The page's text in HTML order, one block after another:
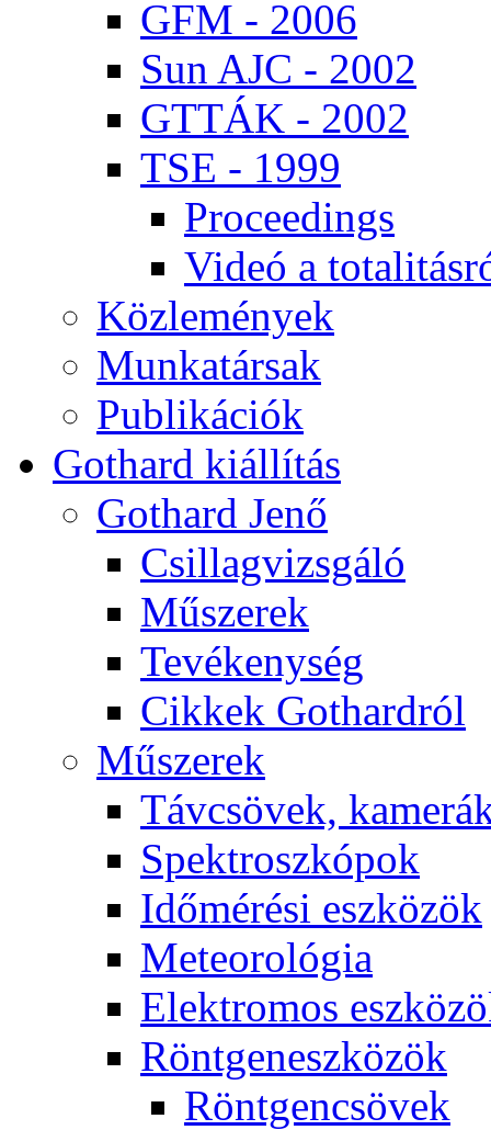
GFM - 2006
Sun AJC - 2002
GT­TÁK - 2002
TSE - 1999
Pro­ce­e­dings
Vi­deó a
Köz­le­mé­nyek
Mun­ka­tár­sak
Pub­li­ká­ci­ók
Got­hard ki­ál­lí­tás
Got­hard Je­nő
Csil­lag­vizs­gá­ló
Mű­sze­rek
Te­vé­keny­ség
Cik­kek Got­hard­ról
Mű­sze­rek
Táv­csö­vek,
Spekt­rosz­kó­pok
Idő­mé­ré­si esz­kö­zök
Me­te­o­ro­ló­gia
Elekt­ro­mos
Rönt­gen­esz­kö­zök
Rönt­gen­csö­vek